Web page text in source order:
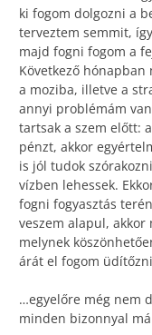
ki fogom dolgozni a
terveztem semmit,
majd fogni fogom a
Következő
a moziba, illetve a
annyi problémám
tartsak a szem előtt:
pénzt, akkor
is jól tudok
vízben lehessek.
fogni fogyasztás
veszem alapul,
melynek
árát el fogom
…egyelőre még nem
minden bizonnyal